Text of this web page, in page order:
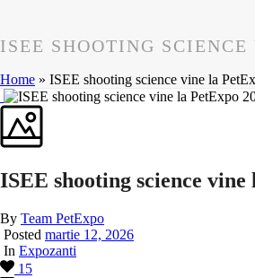
ISEE SHOOTING
Home » ISEE shooting science vine la
ISEE shooting science
By Team PetExpo
Posted martie 12, 2026
In Expozanti
15